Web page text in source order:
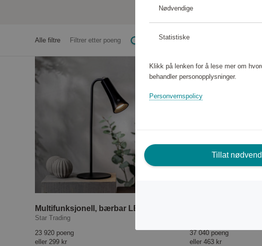
Alle filtre Filtrer etter poeng
Star Trading
23 920 poeng
eller 299 kr
37 040 poeng
eller 463 kr
Nødvendige
Statistiske
Klikk på lenken for å lese mer om
behandler personopplysninger.
Personvernspolicy
Tillat